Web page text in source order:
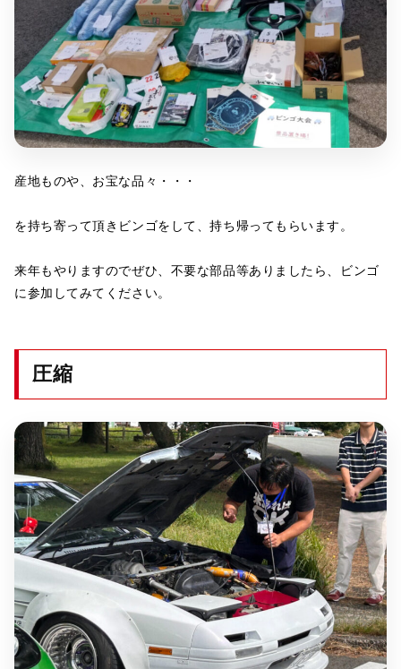
産地ものや、お宝な品々・・・
を持ち寄って頂きビンゴをして、持ち帰ってもらいます。
来年もやりますのでぜひ、不要な部品等ありましたら、ビンゴ
に参加してみてください。
圧縮